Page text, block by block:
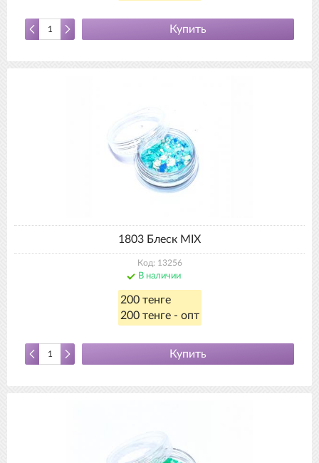
Купить
1803 Блеск MIX
Код: 13256
В наличии
200 тенге
200 тенге - опт
Купить